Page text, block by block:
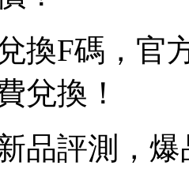
換F碼，官
兌換！
品評測，